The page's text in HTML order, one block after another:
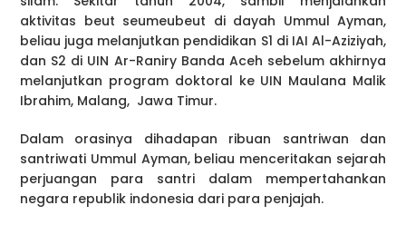
aktivitas beut seumeubeut di dayah Ummul Ayman,
beliau juga melanjutkan pendidikan S1 di IAI Al-Aziziyah,
dan S2 di UIN Ar-Raniry Banda Aceh sebelum akhirnya
melanjutkan program doktoral ke UIN Maulana Malik
Ibrahim, Malang, Jawa Timur.
Dalam orasinya dihadapan ribuan santriwan dan
santriwati Ummul Ayman, beliau menceritakan sejarah
perjuangan para santri dalam mempertahankan
negara republik indonesia dari para penjajah.